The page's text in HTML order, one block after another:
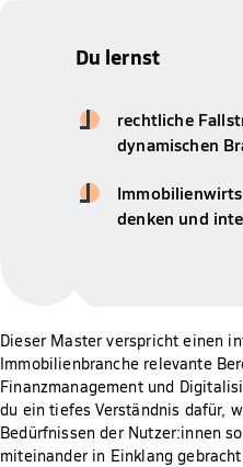
Du lernst
rechtliche
dynamischen
denken und
Dieser Master verspricht einen
Immobilienbranche relevante
Finanzmanagement und
du ein tiefes Verständnis dafür,
Bedürfnissen der Nutzer:innen
miteinander in Einklang